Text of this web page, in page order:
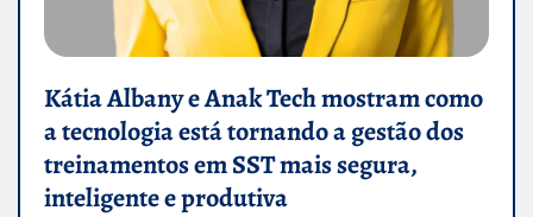
Kátia Albany e Anak Tech mostram como
a tecnologia está tornando a gestão dos
treinamentos em SST mais segura,
inteligente e produtiva